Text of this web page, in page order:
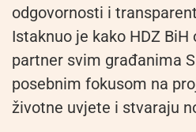
odgovornosti i
Istaknuo je kako HDZ BiH
partner svim građanima
posebnim fokusom na
životne uvjete i stvaraju